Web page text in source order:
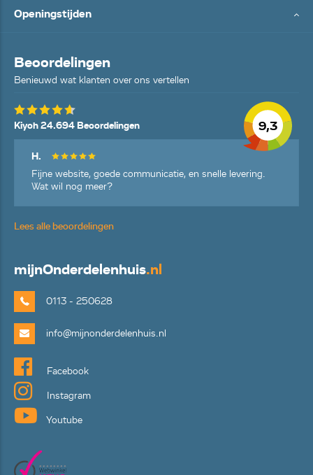
Openingstijden
Beoordelingen
Benieuwd wat klanten over ons vertellen
9,3
Kiyoh 24.694 Beoordelingen
H.
Fijne website, goede communicatie, en snelle levering.
Wat wil nog meer?
Lees alle beoordelingen
mijnOnderdelenhuis.nl
0113 - 250628
info@mijnonderdelenhuis.nl
Facebook
Instagram
Youtube